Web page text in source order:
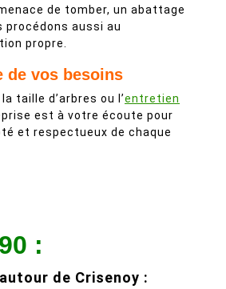
de tomber, un abattage
procédons aussi au
propre.
de vos besoins
taille d’arbres ou l’entretien
est à votre écoute pour
et respectueux de chaque
:
de Crisenoy :